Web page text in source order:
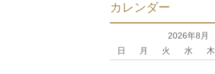
カレンダー
2026年8月
日
月 火 水 木